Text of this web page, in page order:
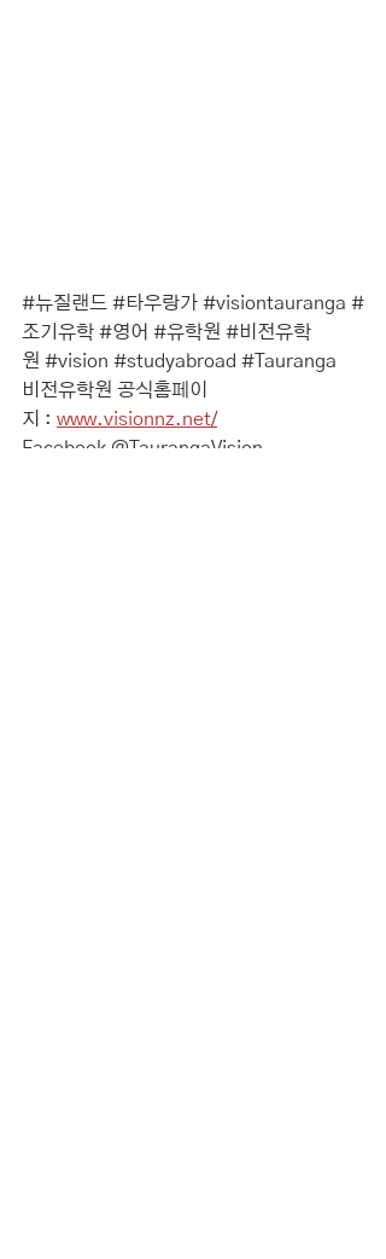
#뉴질랜드 #타우랑가 #visiontauranga #
조기유학 #영어 #유학원 #비전유학
원 #vision #studyabroad #Tauranga
비전유학원 공식홈페이
지 : www.visionnz.net/
Facebook @TaurangaVision